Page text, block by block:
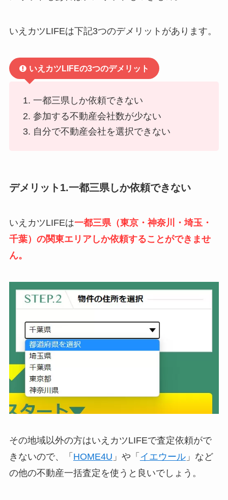
いえカツLIFEは下記3つのデメリットがあります。
いえカツLIFEの3つのデメリット
一都三県しか依頼できない
参加する不動産会社数が少ない
自分で不動産会社を選択できない
デメリット1.一都三県しか依頼できない
いえカツLIFEは一都三県（東京・神奈川・埼玉・
千葉）の関東エリアしか依頼することができませ
ん。
その地域以外の方はいえカツLIFEで査定依頼がで
きないので、「 HOME4U 」や「 イエウール」など
の他の不動産一括査定を使うと良いでしょう。